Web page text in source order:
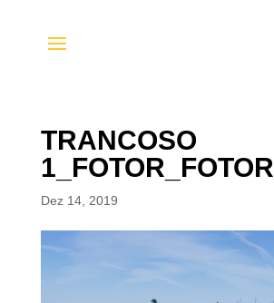
TRANCOSO
1_FOTOR_FOTOR
Dez 14, 2019